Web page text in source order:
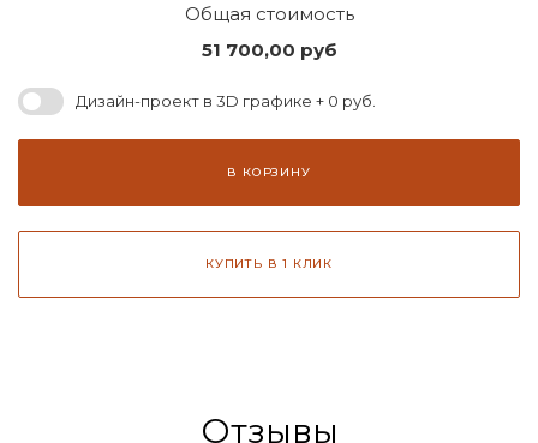
Общая стоимость
51 700,00 руб
Дизайн-проект в 3D графике + 0 руб.
В КОРЗИНУ
КУПИТЬ В 1 КЛИК
Отзывы